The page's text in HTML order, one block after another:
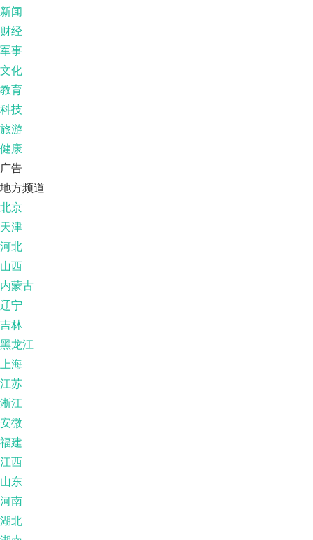
新闻
财经
军事
文化
教育
科技
旅游
健康
广告
地方频道
北京
天津
河北
山西
内蒙古
辽宁
吉林
黑龙江
上海
江苏
淅江
安微
福建
江西
山东
河南
湖北